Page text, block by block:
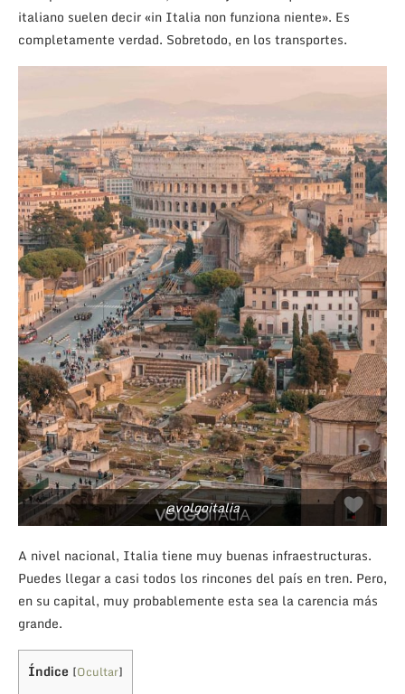
italiano suelen decir «in Italia non funziona niente». Es
completamente verdad. Sobretodo, en los transportes.
@volgoitalia
A nivel nacional, Italia tiene muy buenas infraestructuras.
Puedes llegar a casi todos los rincones del país en tren. Pero,
en su capital, muy probablemente esta sea la carencia más
grande.
Índice [Ocultar]